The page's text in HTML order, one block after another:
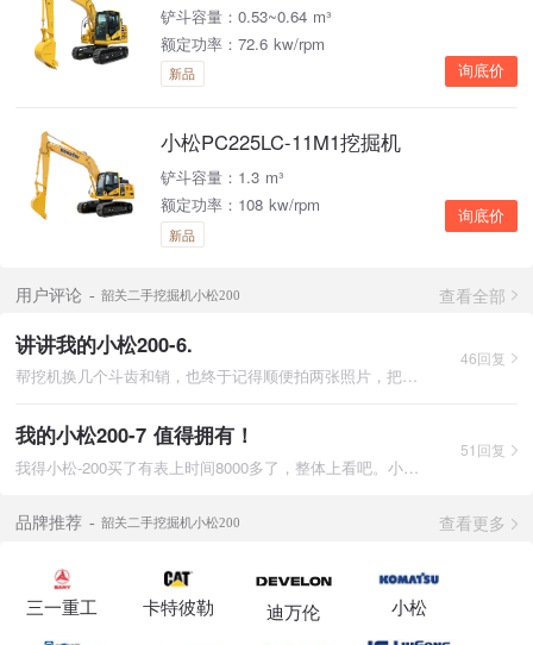
铲斗容量：0.53~0.64 m³
额定功率：72.6 kw/rpm
新品 询底价
小松PC225LC-11M1挖掘机
铲斗容量：1.3 m³
额定功率：108 kw/rpm
新品
询底价
用户评论 韶关二手挖掘机小松200 查看全部
讲讲我的小松200-6.
帮挖机换几个斗齿和销，也终于记得顺便拍两张照片，把老贴再编辑
46回复
我的小松200-7 值得拥有！
我得小松-200买了有表上时间8000多了，整体上看吧。小松挖掘机无
51回复
品牌推荐 韶关二手挖掘机小松200 查看更多
三一重工 卡特彼勒 迪万伦 小松